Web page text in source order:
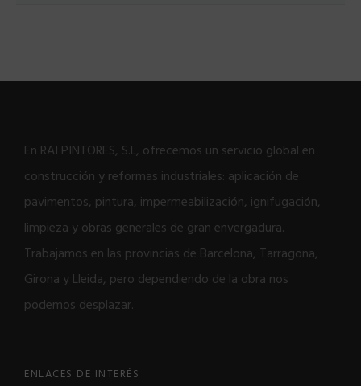
En RAI PINTORES, S.L, ofrecemos un servicio global en
construcción y reformas industriales: aplicación de
pavimentos, pintura, impermeabilización, ignifugación,
limpieza y obras generales de gran envergadura.
Trabajamos en las provincias de Barcelona, Tarragona,
Girona y Lleida, pero dependiendo de la obra nos
podemos desplazar.
ENLACES DE INTERÉS